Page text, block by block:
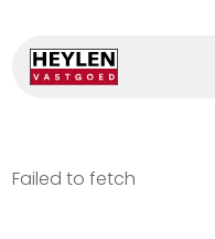
Failed to fetch